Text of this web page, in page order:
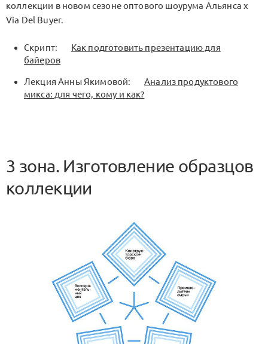
коллекции в новом сезоне оптового шоурума Альянса x
Via Del Buyer.
Скрипт:
Как подготовить презентацию для
байеров
Лекция Анны Якимовой:
Анализ продуктового
микса: для чего, кому и как?
3 зона. Изготовление образцов
коллекции